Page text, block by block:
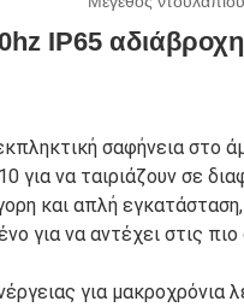
IP65
σαφήνεια στο
για να ταιριάζουν σε
και απλή
για να αντέχει στις
για μακροχρόνια